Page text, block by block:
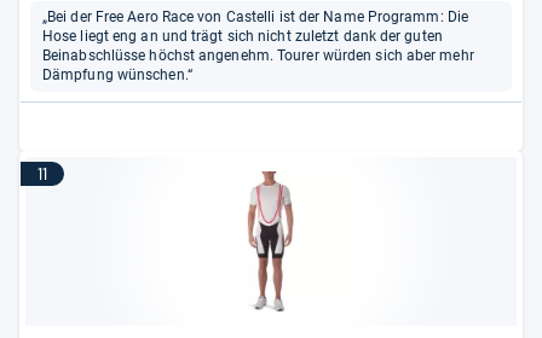
„Bei der Free Aero Race von Castelli ist der Name Programm: Die
Hose liegt eng an und trägt sich nicht zuletzt dank der guten
Beinabschlüsse höchst angenehm. Tourer würden sich aber mehr
Dämpfung wünschen.“
11